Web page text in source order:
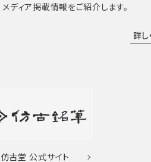
メディア掲載情報をご紹介します。
詳し
仿古堂 公式サイト